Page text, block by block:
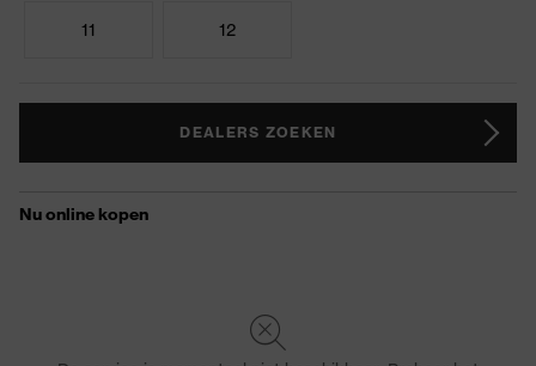
11 12
DEALERS ZOEKEN